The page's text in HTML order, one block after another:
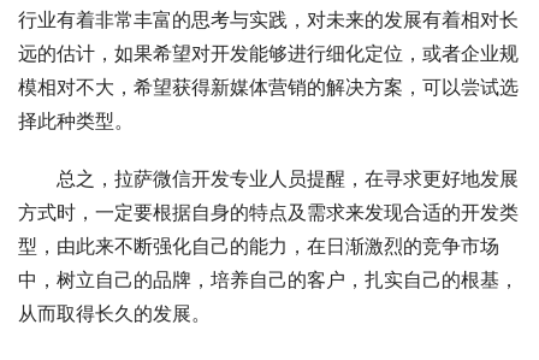
行业有着非常丰富的思考与实践，对未来的发展有着相对长
远的估计，如果希望对开发能够进行细化定位，或者企业规
模相对不大，希望获得新媒体营销的解决方案，可以尝试选
择此种类型。
总之，拉萨微信开发专业人员提醒，在寻求更好地发展
方式时，一定要根据自身的特点及需求来发现合适的开发类
型，由此来不断强化自己的能力，在日渐激烈的竞争市场
中，树立自己的品牌，培养自己的客户，扎实自己的根基，
从而取得长久的发展。